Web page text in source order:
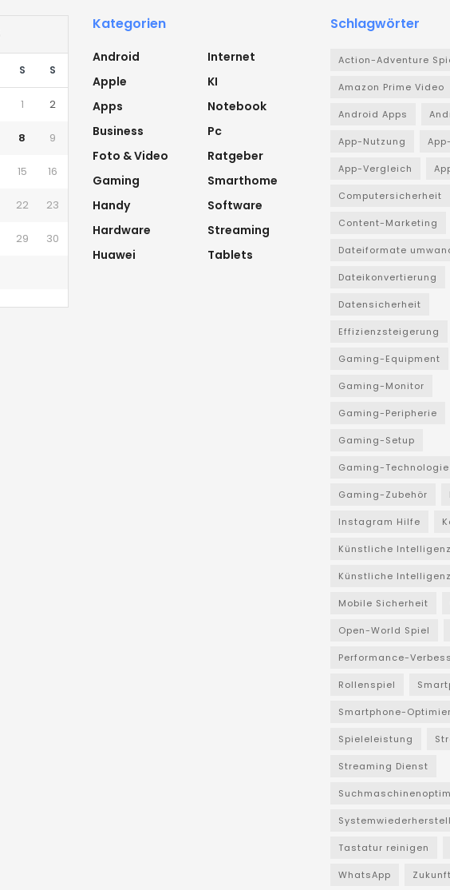
S S
1 2
8 9
15 16
22 23
29 30
Kategorien
Android
Apple
Apps
Business
Foto & Video
Gaming
Handy
Hardware
Huawei
Internet
KI
Notebook
Pc
Ratgeber
Smarthome
Software
Streaming
Tablets
Schlagwörter
Action-Adventure
Amazon Prime Video
Android Apps
App-Nutzung
App-Vergleich
Computersicherheit
Content-Marketing
Dateiformate
Dateikonvertierung
Datensicherheit
Effizienzsteigerung
Gaming-Equipment
Gaming-Monitor
Gaming-Peripherie
Gaming-Setup
Gaming-Technologie
Gaming-Zubehör
Instagram Hilfe
Künstliche Intelligenz
Künstliche
Mobile Sicherheit
Open-World Spiel
Performance-
Rollenspiel
Smartphone-
Spieleleistung
Streaming Dienst
Tastatur reinigen
WhatsApp